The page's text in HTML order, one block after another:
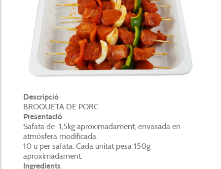
Descripció
BROQUETA DE PORC
Presentació
Safata de 1,5kg aproximadament, envasada en
atmósfera modificada.
10 u per safata. Cada unitat pesa 150g
aproximadament.
Ingredients